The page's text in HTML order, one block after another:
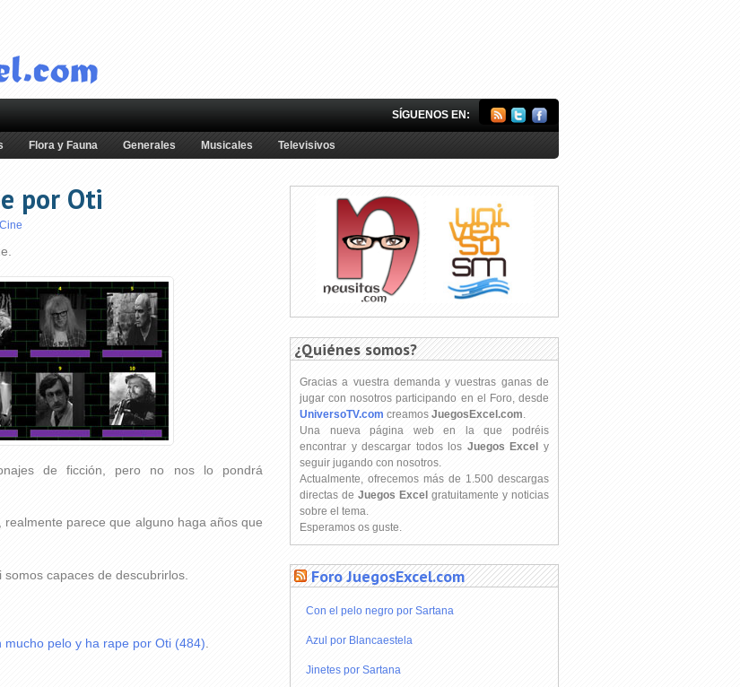
SÍGUENOS EN:
Flora y Fauna Generales Musicales Televisivos
por Oti
Cine
de ficción, pero no nos lo pondrá
parece que alguno haga años que
capaces de descubrirlos.
mucho pelo y ha rape por Oti (484)
¿Quiénes somos?
Gracias a vuestra demanda y vuestras ganas de
jugar con nosotros participando en el Foro, desde
UniversoTV.com creamos JuegosExcel.com
Una nueva página web en la que podréis
encontrar y descargar todos los Juegos Excel y
seguir jugando con nosotros.
Actualmente, ofrecemos más de 1.500 descargas
directas de Juegos Excel gratuitamente y noticias
sobre el tema.
Esperamos os guste.
Foro JuegosExcel.com
Con el pelo negro por Sartana
Azul por Blancaestela
Jinetes por Sartana